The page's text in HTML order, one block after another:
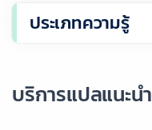
ประเภทความรู้
บริการแปลแนะนำ